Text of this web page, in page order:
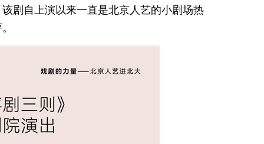
剧自上演以来一直是北京人艺的小剧场热